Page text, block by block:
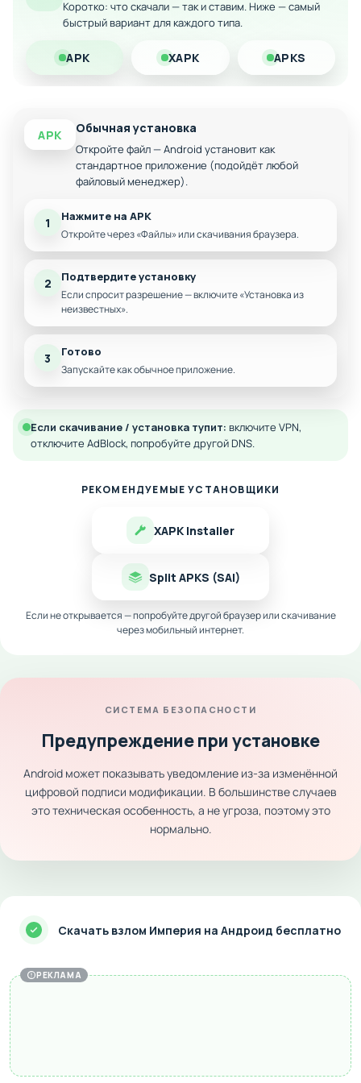
Возможность управления большой империей с
ограниченным бюджетом
Исторический контекст и справки перед каждой
миссией
Глубокая пошаговая стратегия
Коротко: что скачали — так и ставим. Ниже — самый
быстрый вариант для каждого типа.
APK XAPK APKS
APK Обычная установка
Откройте файл — Android установит как
стандартное приложение (подойдёт любой
файловый менеджер).
1 Нажмите на APK
Откройте через «Файлы» или скачивания браузера.
2 Подтвердите установку
Если спросит разрешение — включите «Установка из
неизвестных».
3 Готово
Запускайте как обычное приложение.
Если скачивание / установка тупит: включите VPN,
отключите AdBlock, попробуйте другой DNS.
РЕКОМЕНДУЕМЫЕ УСТАНОВЩИКИ
XAPK Installer
Split APKS (SAI)
Если не открывается — попробуйте другой браузер или скачивание
через мобильный интернет.
СИСТЕМА БЕЗОПАСНОСТИ
Предупреждение при установке
Android может показывать уведомление из-за изменённой
цифровой подписи модификации. В большинстве случаев
это техническая особенность, а не угроза, поэтому это
нормально.
Скачать взлом Империя на Андроид бесплатно
РЕКЛАМА